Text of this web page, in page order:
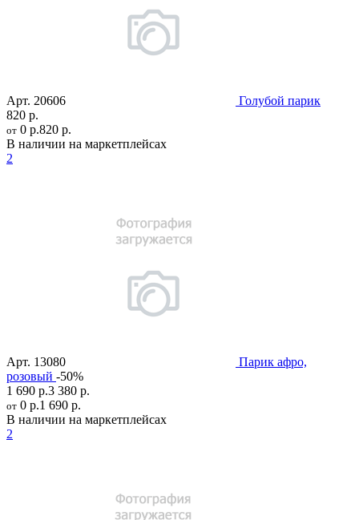
Арт. 20606
Голубой парик
820 р.
от 0 р.820 р.
В наличии на маркетплейсах
2
Арт. 13080
Парик афро,
розовый -50%
1 690 р.3 380 р.
от 0 р.1 690 р.
В наличии на маркетплейсах
2